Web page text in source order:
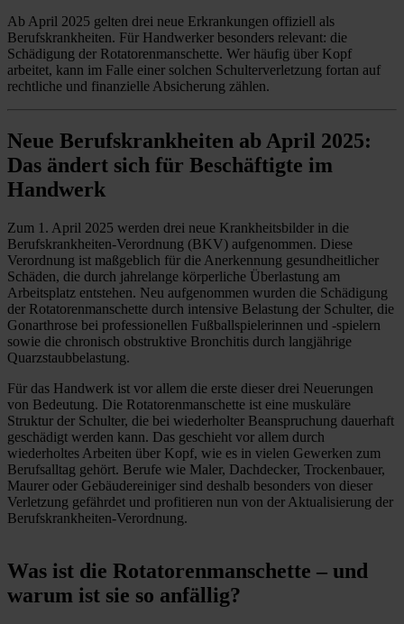
Ab April 2025 gelten drei neue Erkrankungen offiziell als
Berufskrankheiten. Für Handwerker besonders relevant: die
Schädigung der Rotatorenmanschette. Wer häufig über Kopf
arbeitet, kann im Falle einer solchen Schulterverletzung fortan auf
rechtliche und finanzielle Absicherung zählen.
Neue Berufskrankheiten ab April 2025:
Das ändert sich für Beschäftigte im
Handwerk
Zum 1. April 2025 werden drei neue Krankheitsbilder in die
Berufskrankheiten-Verordnung (BKV) aufgenommen. Diese
Verordnung ist maßgeblich für die Anerkennung gesundheitlicher
Schäden, die durch jahrelange körperliche Überlastung am
Arbeitsplatz entstehen. Neu aufgenommen wurden die Schädigung
der Rotatorenmanschette durch intensive Belastung der Schulter, die
Gonarthrose bei professionellen Fußballspielerinnen und -spielern
sowie die chronisch obstruktive Bronchitis durch langjährige
Quarzstaubbelastung.
Für das Handwerk ist vor allem die erste dieser drei Neuerungen
von Bedeutung. Die Rotatorenmanschette ist eine muskuläre
Struktur der Schulter, die bei wiederholter Beanspruchung dauerhaft
geschädigt werden kann. Das geschieht vor allem durch
wiederholtes Arbeiten über Kopf, wie es in vielen Gewerken zum
Berufsalltag gehört. Berufe wie Maler, Dachdecker, Trockenbauer,
Maurer oder Gebäudereiniger sind deshalb besonders von dieser
Verletzung gefährdet und profitieren nun von der Aktualisierung der
Berufskrankheiten-Verordnung.
Was ist die Rotatorenmanschette – und
warum ist sie so anfällig?